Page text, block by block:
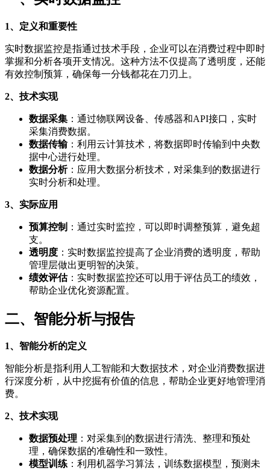
1、定义和重要性
实时数据监控是指通过技术手段，企业可以在消费过程中即时
掌握和分析各项开支情况。这种方法不仅提高了透明度，还能
有效控制预算，确保每一分钱都花在刀刃上。
2、技术实现
数据采集 ：通过物联网设备、传感器和API接口，实时
采集消费数据。
数据传输：利用云计算技术，将数据即时传输到中央数
据中心进行处理。
数据分析：应用大数据分析技术，对采集到的数据进行
实时分析和处理。
3、实际应用
预算控制 ：通过实时监控，可以即时调整预算，避免超
支。
透明度 ：实时数据监控提高了企业消费的透明度，帮助
管理层做出更明智的决策。
绩效评估：实时数据监控还可以用于评估员工的绩效，
帮助企业优化资源配置。
二、智能分析与报告
1、智能分析的定义
智能分析是指利用人工智能和大数据技术，对企业消费数据进
行深度分析，从中挖掘有价值的信息，帮助企业更好地管理消
费。
2、技术实现
数据预处理 ：对采集到的数据进行清洗、整理和预处
理，确保数据的准确性和一致性。
模型训练 ：利用机器学习算法，训练数据模型，预测未